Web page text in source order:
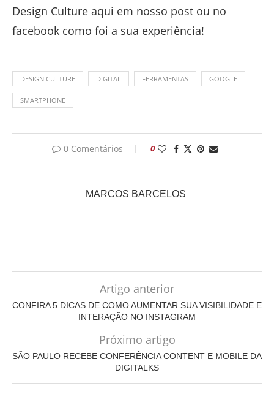
Design Culture aqui em nosso post ou no
facebook como foi a sua experiência!
DESIGN CULTURE DIGITAL FERRAMENTAS GOOGLE
SMARTPHONE
0 Comentários 0
MARCOS BARCELOS
Artigo anterior
CONFIRA 5 DICAS DE COMO AUMENTAR SUA VISIBILIDADE E
INTERAÇÃO NO INSTAGRAM
Próximo artigo
SÃO PAULO RECEBE CONFERÊNCIA CONTENT E MOBILE DA
DIGITALKS